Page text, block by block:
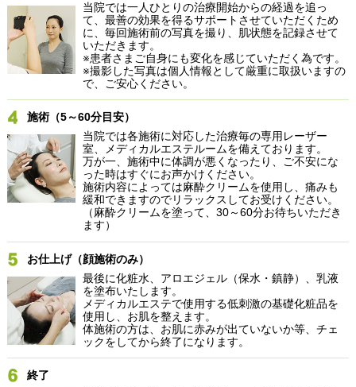
当院では一人ひとりの治療開始からの経過を追っ
て、最善の効果を得るサポートさせていただくため
に、毎回施術前の写真を撮り、肌状態を記録させて
いただきます。
※患者さまご自身にも変化を感じていただく為です。
※撮影した写真は個人情報として厳重に取扱いますの
で、ご安心ください。
施術（5～60分目安）
当院では各施術に対応した治療毎の専用レーザー
室、メディカルエステルームを備えております。
万が一、施術中に体調が悪くなったり、ご不安にな
った時はすぐにお声かけください。
施術内容によっては麻酔クリームを使用し、痛みも
緩和できますのでリラックスしてお受けください。
（麻酔クリームを塗って、30～60分お待ちいただき
ます）
お仕上げ（顔施術のみ）
最後に化粧水、アロエジェル（保水・鎮静）、乳液
を塗布いたします。
メディカルエステで使用する低刺激の基礎化粧品を
使用し、お肌を整えます。
体施術の方は、お肌に赤みが出ていないか等、チェ
ックをしてから終了になります。
終了